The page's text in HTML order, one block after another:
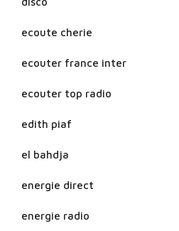
ecoute cherie
ecouter france inter
ecouter top radio
edith piaf
el bahdja
energie direct
energie radio